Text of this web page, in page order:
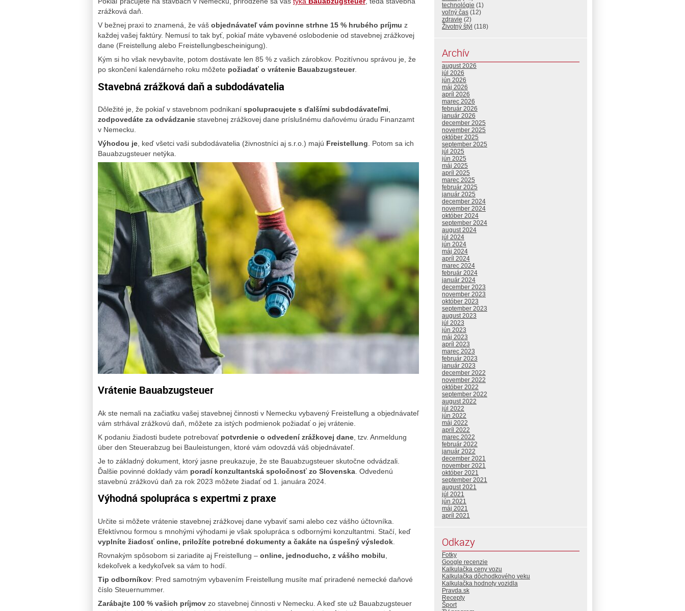
zrážková daň.
V bežnej praxi to znamená, že váš objednávateľ vám povinne strhne 15 % hrubého príjmu z
každej vašej faktúry. Nemusí to tak byť, pokiaľ máte vybavené oslobodenie od stavebnej zrážkovej
dane (Freistellung alebo Freistellungbescheinigung).
Kým si ho však nevybavíte, potom dostávate len 85 % z vašich zárobkov. Pozitívnou správou je, že
po skončení kalendárneho roku môžete požiadať o vrátenie Bauabzugsteuer.
Stavebná zrážková daň a subdodávatelia
Dôležité je, že pokiaľ v stavebnom podnikaní spolupracujete s ďalšími subdodávateľmi
zodpovedáte za odvádzanie stavebnej zrážkovej dane príslušnému daňovému úradu Finanzamt
v Nemecku.
Výhodou je, keď všetci vaši subdodávatelia (živnostníci aj s.r.o.) majú Freistellung. Potom sa ich
Bauabzugsteuer netýka.
Vrátenie Bauabzugsteuer
Ak ste nemali na začiatku vašej stavebnej činnosti v Nemecku vybavený Freistellung a objednávateľ
vám strhával zrážkovú daň, môžete za istých podmienok požiadať o jej vrátenie.
K podaniu žiadosti budete potrebovať potvrdenie o odvedení zrážkovej dane , tzv. Anmeldung
über den Steuerabzug bei Bauleistungen, ktoré vám odovzdá váš objednávateľ.
Je to základný dokument, ktorý jasne preukazuje, že ste Bauabzugsteuer skutočne odvádzali.
Ďalšie povinné doklady vám poradí konzultantská spoločnosť zo Slovenska . Odvedenú
stavebnú zrážkovú daň za rok 2023 môžete žiadať od 1. januára 2024.
Výhodná spolupráca s expertmi z praxe
Určite si môžete vrátenie stavebnej zrážkovej dane vybaviť sami alebo cez vášho účtovníka.
Efektívnou formou s mnohými výhodami je však spolupráca s odbornými konzultantmi. Stačí, keď
vyplníte žiadosť online, priložíte potrebné dokumenty a čakáte na úspešný výsledok
Rovnakým spôsobom si zariadite aj Freistellung – online, jednoducho, z vášho mobilu
kdekoľvek a kedykoľvek sa vám to hodí.
Tip odborníkov: Pred samotným vybavením Freistellung musíte mať priradené nemecké daňové
číslo Steuernummer.
Zarábajte 100 % vašich príjmov zo stavebnej činnosti v Nemecku. A keď ste už Bauabzugsteuer
technológie (1)
voľný čas (12)
zdravie (2)
Životný štýl (118)
Archív
august 2026
júl 2026
jún 2026
máj 2026
apríl 2026
marec 2026
február 2026
január 2026
december 2025
november 2025
október 2025
september 2025
júl 2025
jún 2025
máj 2025
apríl 2025
marec 2025
február 2025
január 2025
december 2024
november 2024
október 2024
september 2024
august 2024
júl 2024
jún 2024
máj 2024
apríl 2024
marec 2024
február 2024
január 2024
december 2023
november 2023
október 2023
september 2023
august 2023
júl 2023
jún 2023
máj 2023
apríl 2023
marec 2023
február 2023
január 2023
december 2022
november 2022
október 2022
september 2022
august 2022
júl 2022
jún 2022
máj 2022
apríl 2022
marec 2022
február 2022
január 2022
december 2021
november 2021
október 2021
september 2021
august 2021
júl 2021
jún 2021
máj 2021
apríl 2021
Odkazy
Fotky
Google recenzie
Kalkulačka ceny vozu
Kalkulačka dôchodkového veku
Kalkulačka hodnoty vozidla
Pravda.sk
Recepty
Šport